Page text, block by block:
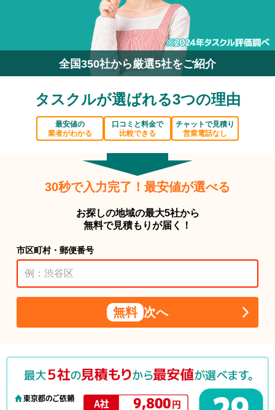
全国350社から厳選5社をご紹介
タスクルが選ばれる3つの理由
最安値の
業者がわかる
口コミと料金で
比較できる
チャットで見積り
営業電話なし
30秒で入力完了！最安値が選べる
お探しの地域の最大5社から
無料で見積もりが届く！
市区町村・郵便番号
無料 次へ